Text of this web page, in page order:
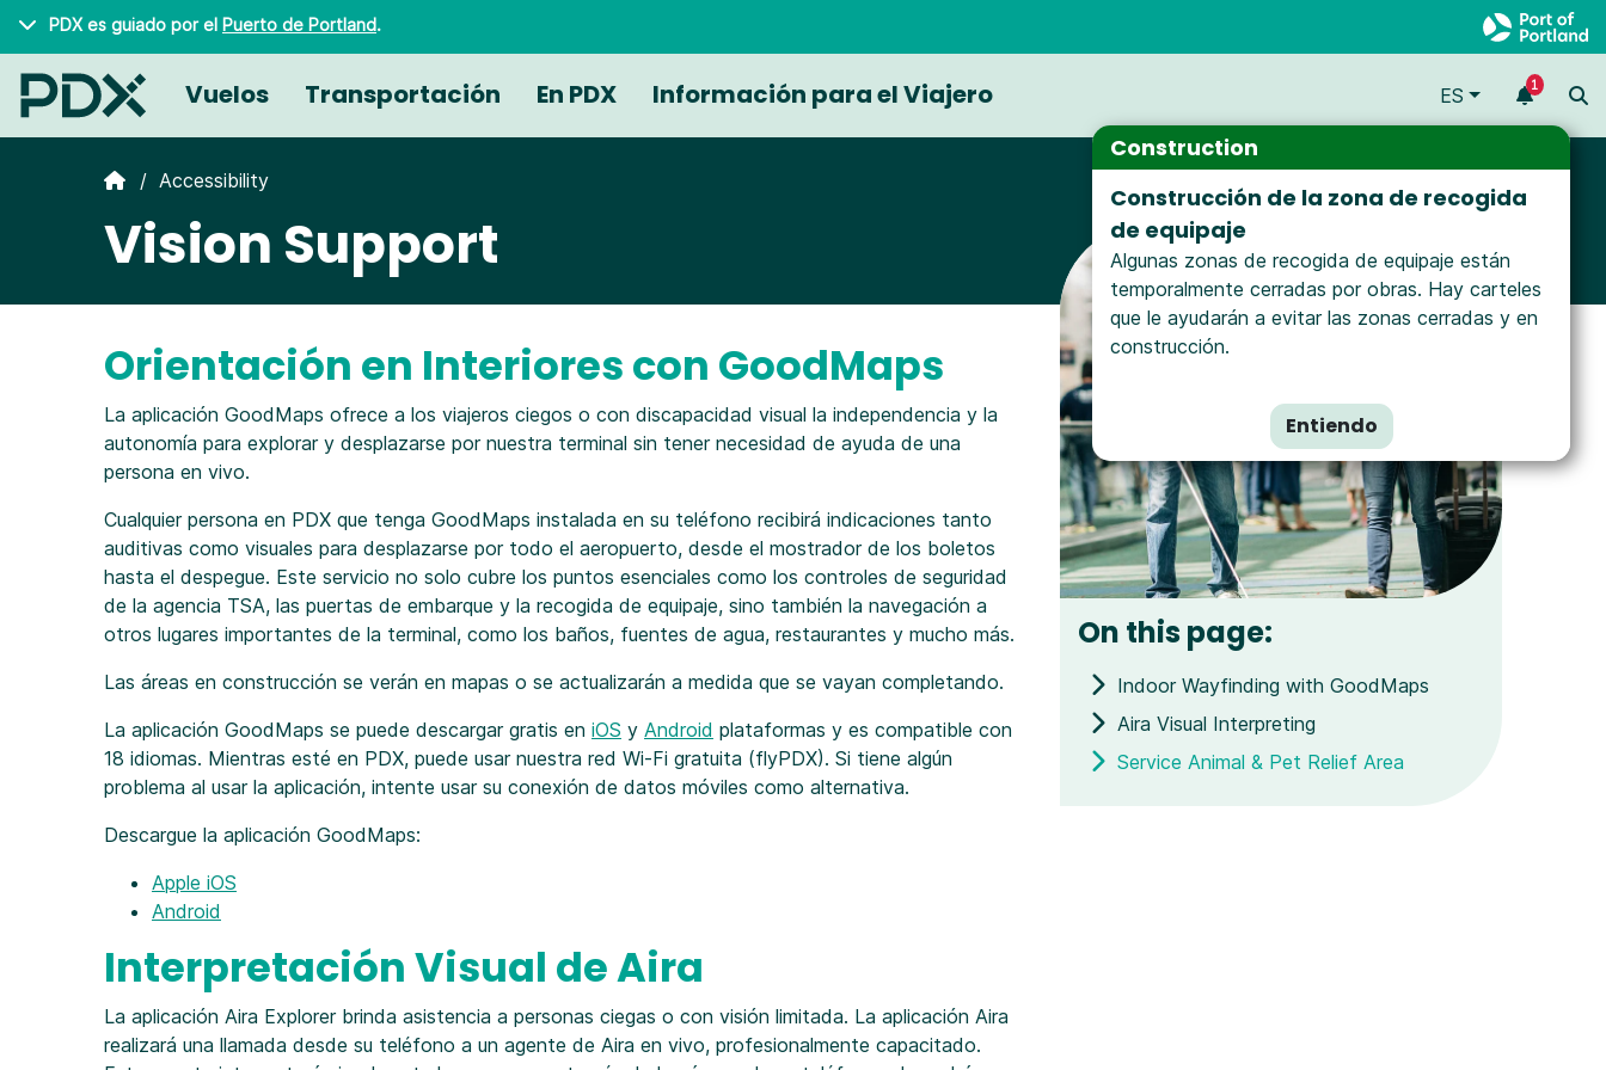
Saltar al contenido principal
PDX es guiado por el Puerto de Portland.
Construction
Construcción de la zona de recogida
de equipaje
Algunas zonas de recogida de equipaje están
temporalmente cerradas por obras. Hay carteles
que le ayudarán a evitar las zonas cerradas y en
construcción.
Entiendo
Vuelos Transportación En PDX Información para el Viajero ES 1
Accessibility
Vision Support
Orientación en Interiores con GoodMaps
La aplicación GoodMaps ofrece a los viajeros ciegos o con discapacidad visual la independencia y la
autonomía para explorar y desplazarse por nuestra terminal sin tener necesidad de ayuda de una
persona en vivo.
Cualquier persona en PDX que tenga GoodMaps instalada en su teléfono recibirá indicaciones tanto
auditivas como visuales para desplazarse por todo el aeropuerto, desde el mostrador de los boletos
hasta el despegue. Este servicio no solo cubre los puntos esenciales como los controles de seguridad
de la agencia TSA, las puertas de embarque y la recogida de equipaje, sino también la navegación a
otros lugares importantes de la terminal, como los baños, fuentes de agua, restaurantes y mucho más.
Las áreas en construcción se verán en mapas o se actualizarán a medida que se vayan completando.
La aplicación GoodMaps se puede descargar gratis en iOS y Android plataformas y es compatible con
18 idiomas. Mientras esté en PDX, puede usar nuestra red Wi-Fi gratuita (flyPDX). Si tiene algún
problema al usar la aplicación, intente usar su conexión de datos móviles como alternativa.
Descargue la aplicación GoodMaps:
Apple iOS
Android
Interpretación Visual de Aira
La aplicación Aira Explorer brinda asistencia a personas ciegas o con visión limitada. La aplicación Aira
realizará una llamada desde su teléfono a un agente de Aira en vivo, profesionalmente capacitado.
On this page:
Indoor Wayfinding with GoodMaps
Aira Visual Interpreting
Service Animal & Pet Relief Area